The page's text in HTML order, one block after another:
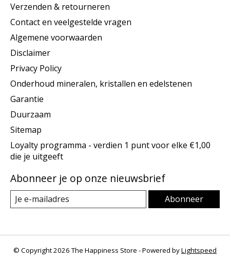
Verzenden & retourneren
Contact en veelgestelde vragen
Algemene voorwaarden
Disclaimer
Privacy Policy
Onderhoud mineralen, kristallen en edelstenen
Garantie
Duurzaam
Sitemap
Loyalty programma - verdien 1 punt voor elke €1,00
die je uitgeeft
Abonneer je op onze nieuwsbrief
Abonneer
© Copyright 2026 The Happiness Store - Powered byLightspeed